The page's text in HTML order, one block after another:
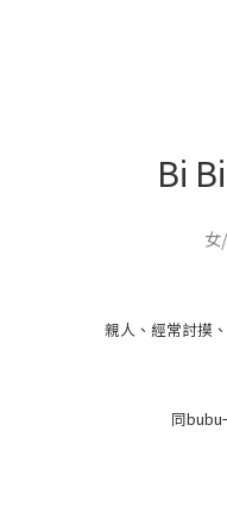
Bi
親人、經常討摸
同bubu